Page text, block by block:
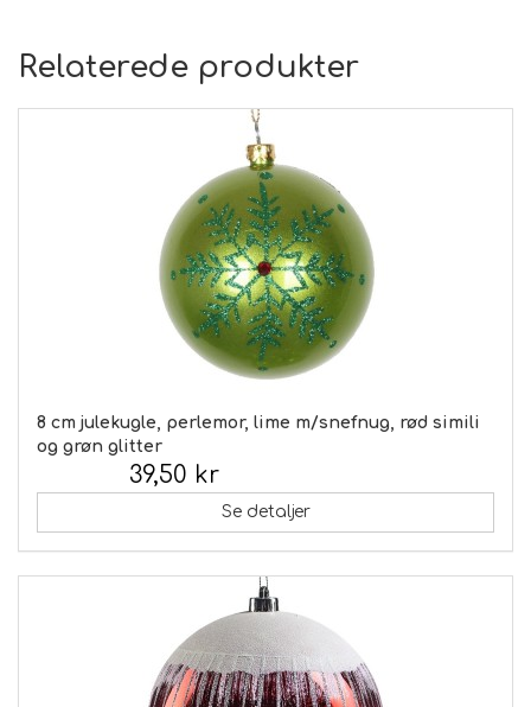
Relaterede produkter
8 cm julekugle, perlemor, lime m/snefnug, rød simili
og grøn glitter
39,50 kr
Se detaljer